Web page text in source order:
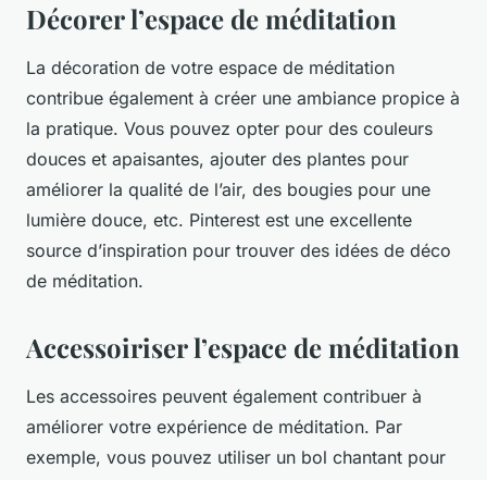
Décorer l’espace de méditation
La décoration de votre espace de méditation
contribue également à créer une ambiance propice à
la pratique. Vous pouvez opter pour des couleurs
douces et apaisantes, ajouter des plantes pour
améliorer la qualité de l’air, des bougies pour une
lumière douce, etc. Pinterest est une excellente
source d’inspiration pour trouver des idées de déco
de méditation.
Accessoiriser l’espace de méditation
Les accessoires peuvent également contribuer à
améliorer votre expérience de méditation. Par
exemple, vous pouvez utiliser un bol chantant pour